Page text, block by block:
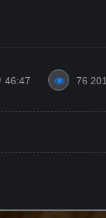
46:47 76 201